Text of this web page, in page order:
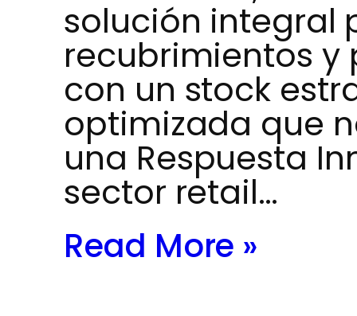
solución integral
recubrimientos y
con un stock
optimizada que
una Respuesta
sector retail…
Read More »